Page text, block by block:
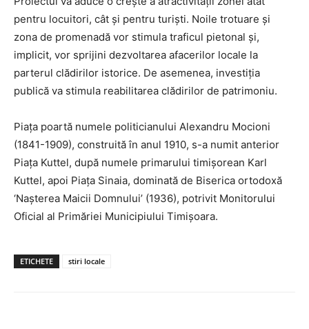
pentru locuitori, cât și pentru turiști. Noile trotuare și
zona de promenadă vor stimula traficul pietonal și,
implicit, vor sprijini dezvoltarea afacerilor locale la
parterul clădirilor istorice. De asemenea, investiția
publică va stimula reabilitarea clădirilor de patrimoniu.
Piața poartă numele politicianului Alexandru Mocioni
(1841-1909), construită în anul 1910, s-a numit anterior
Piața Kuttel, după numele primarului timișorean Karl
Kuttel, apoi Piața Sinaia, dominată de Biserica ortodoxă
‘Nașterea Maicii Domnului’ (1936), potrivit Monitorului
Oficial al Primăriei Municipiului Timișoara.
ETICHETE stiri locale